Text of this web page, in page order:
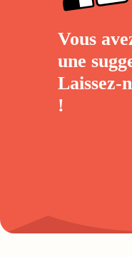
Vous
une
Laissez-
!